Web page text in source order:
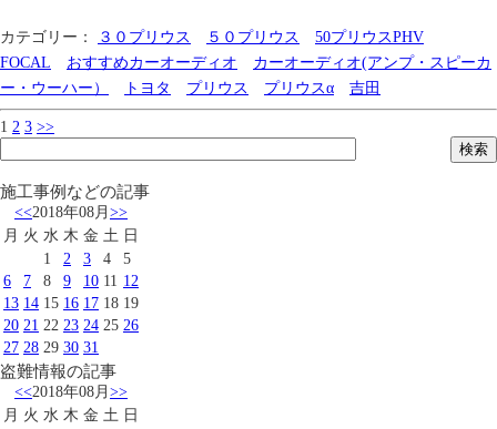
カテゴリー： ３０プリウス ５０プリウス
50プリウスPHV
FOCAL
おすすめカーオーディオ
カーオーディオ(アンプ・スピーカ
ー・ウーハー）
トヨタ プリウス プリウスα 吉田
1 2 3 >>
施工事例などの記事
<<2018年08月 >>
月 火 水 木 金 土 日
1
2 3 4
5
6
7 8 9 10 11 12
13 14 15 16 17 18 19
20 21 22 23 24 25 26
27 28 29 30 31
盗難情報の記事
<<2018年08月 >>
月 火 水 木 金 土 日